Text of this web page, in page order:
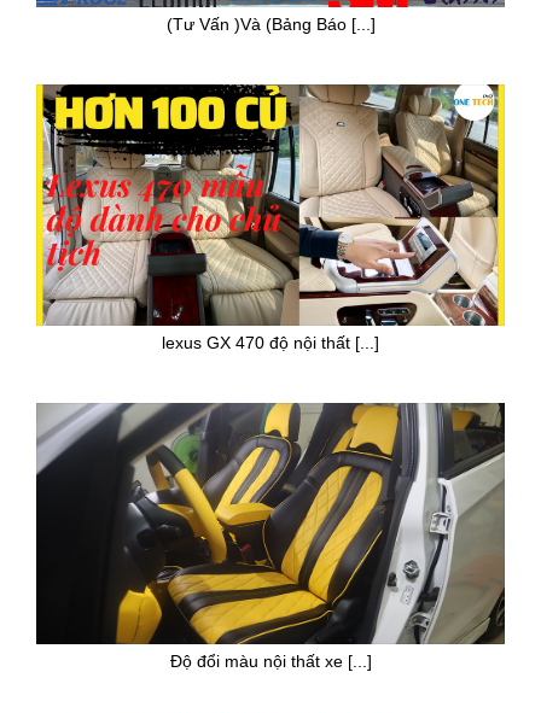
(Tư Vấn )Và (Bảng Báo [...]
lexus GX 470 độ nội thất [...]
Độ đổi màu nội thất xe [...]